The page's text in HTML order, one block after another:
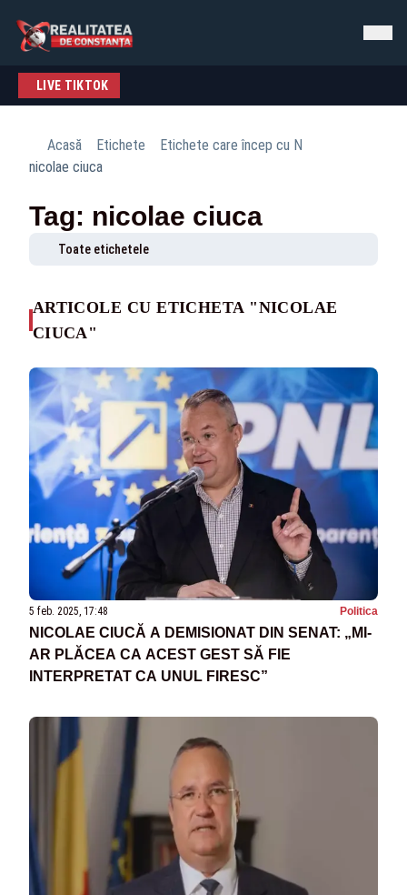
LIVE TIKTOK
Acasă Etichete
Etichete care încep cu N
nicolae ciuca
Tag: nicolae ciuca
Toate etichetele
ARTICOLE CU ETICHETA "NICOLAE
CIUCA"
5 feb. 2025, 17:48 Politica
NICOLAE CIUCĂ A DEMISIONAT DIN SENAT: „MI-
AR PLĂCEA CA ACEST GEST SĂ FIE
INTERPRETAT CA UNUL FIRESC”